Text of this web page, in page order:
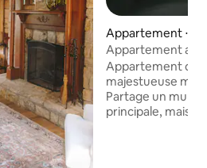
Appartement ⋅
Appartement
Appartement de
majestueuse
Partage un mur
principale, mais